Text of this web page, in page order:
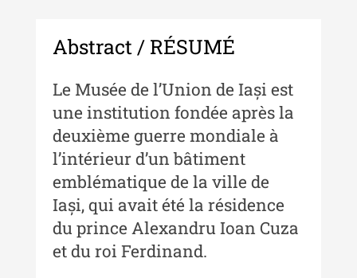
Indexul Complet
Buletinul ”Ioan Neculce” al Muzeului
de Istorie a Moldovei
Buletinul ”Ioan Neculce” al
Muzeului de Istorie a Moldovei -
XXIV / 2018
Buletinul ”Ioan Neculce” al
Muzeului de Istorie a Moldovei -
XXIII / 2017
Abstract / RÉSUMÉ
Le Musée de l’Union de Iași est
une institution fondée après la
deuxième guerre mondiale à
l’intérieur d’un bâtiment
emblématique de la ville de
Iași, qui avait été la résidence
du prince Alexandru Ioan Cuza
et du roi Ferdinand.